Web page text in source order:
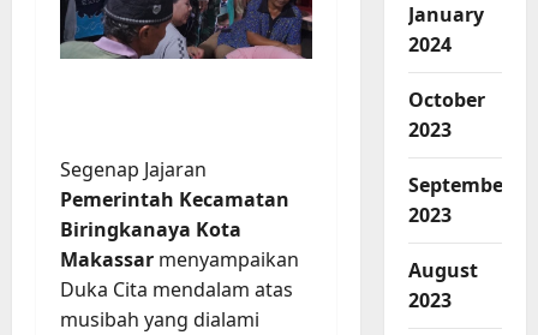
Segenap Jajaran
Pemerintah Kecamatan
Biringkanaya Kota
Makassar menyampaikan
Duka Cita mendalam atas
musibah yang dialami
January
2024
October
2023
September
2023
August
2023